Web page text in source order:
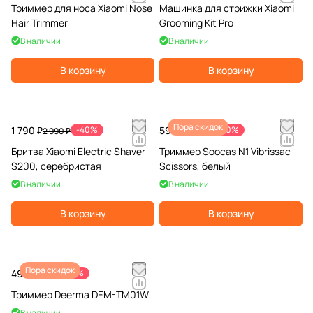
Триммер для носа Xiaomi Nose
Hair Trimmer
В наличии
В корзину
Машинка для стрижки Xiaomi
Grooming Kit Pro
В наличии
В корзину
1 790 ₽2 990 ₽ -40%
Бритва Xiaomi Electric Shaver
S200, серебристая
В наличии
В корзину
Пора скидок
590 ₽1 490 ₽ -60%
Триммер Soocas N1 Vibrissac
Scissors, белый
В наличии
В корзину
Пора скидок
490 ₽990 ₽ -51%
Триммер Deerma DEM-TM01W